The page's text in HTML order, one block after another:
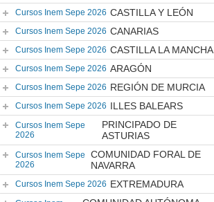
Cursos Inem Sepe 2026 CASTILLA Y LEÓN
Cursos Inem Sepe 2026 CANARIAS
Cursos Inem Sepe 2026 CASTILLA LA MANCHA
Cursos Inem Sepe 2026 ARAGÓN
Cursos Inem Sepe 2026 REGIÓN DE MURCIA
Cursos Inem Sepe 2026 ILLES BALEARS
Cursos Inem Sepe
2026
PRINCIPADO DE
ASTURIAS
Cursos Inem Sepe
2026
COMUNIDAD FORAL DE
NAVARRA
Cursos Inem Sepe 2026 EXTREMADURA